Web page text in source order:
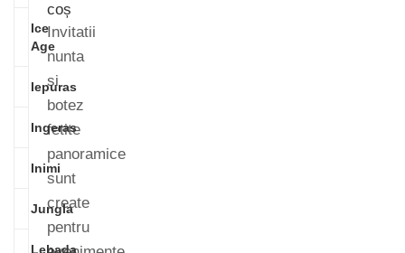
Ice
Age
Iepuras
Ingeras
Inimi
Jungla
Lebada
coș
Invitatii
nunta
si
botez
fetite
panoramice
sunt
create
pentru